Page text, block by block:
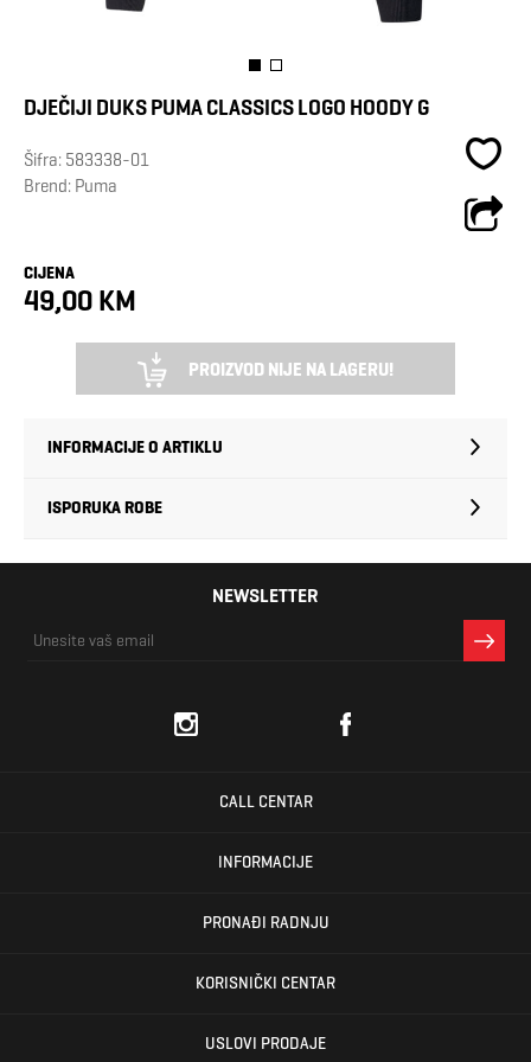
DJEČIJI DUKS PUMA CLASSICS LOGO HOODY G
Šifra: 583338-01
Brend: Puma
CIJENA
49,00 KM
PROIZVOD NIJE NA LAGERU!
INFORMACIJE O ARTIKLU
ISPORUKA ROBE
NEWSLETTER
CALL CENTAR
INFORMACIJE
PRONAĐI RADNJU
KORISNIČKI CENTAR
USLOVI PRODAJE